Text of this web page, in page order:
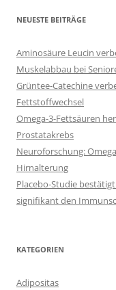
NEUESTE BEITRÄGE
Aminosäure Leucin
Muskelabbau bei
Grüntee-Catechine
Fettstoffwechsel
Omega-3-Fettsäuren
Prostatakrebs
Neuroforschung:
Hirnalterung
Placebo-Studie
signifikant den
KATEGORIEN
Adipositas